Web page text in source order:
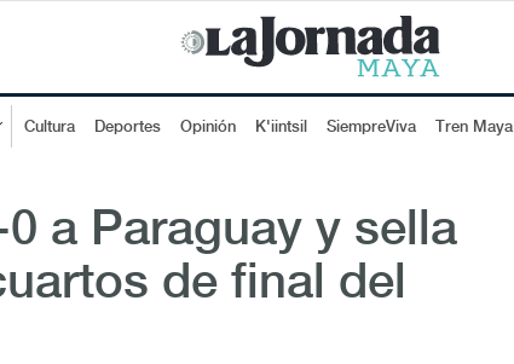
Cultura Deportes Opinión K'iintsil SiempreViva Tren Maya
a Paraguay y sella
de final del